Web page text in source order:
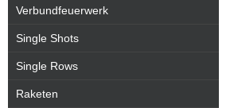
Verbundfeuerwerk
Single Shots
Single Rows
Raketen